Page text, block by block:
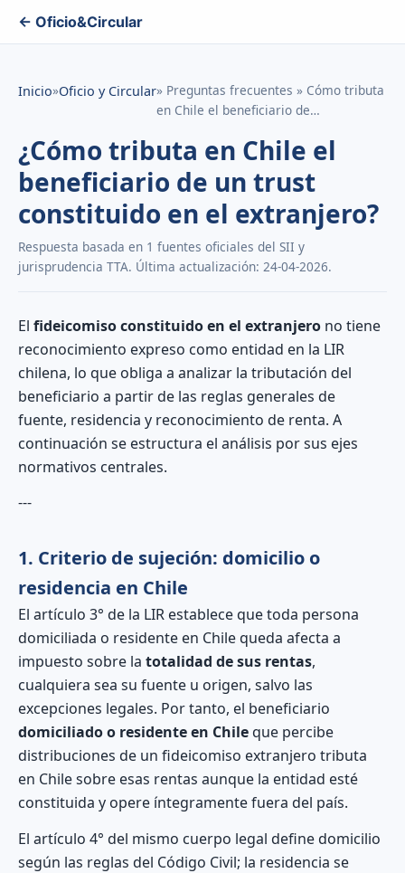
← Oficio&Circular
Inicio»Oficio y Circular» Preguntas frecuentes » Cómo tributa
en Chile el beneficiario de…
¿Cómo tributa en Chile el
beneficiario de un trust
constituido en el extranjero?
Respuesta basada en 1 fuentes oficiales del SII y
jurisprudencia TTA. Última actualización: 24-04-2026.
El fideicomiso constituido en el extranjero no tiene
reconocimiento expreso como entidad en la LIR
chilena, lo que obliga a analizar la tributación del
beneficiario a partir de las reglas generales de
fuente, residencia y reconocimiento de renta. A
continuación se estructura el análisis por sus ejes
normativos centrales.
---
1. Criterio de sujeción: domicilio o
residencia en Chile
El artículo 3° de la LIR establece que toda persona
domiciliada o residente en Chile queda afecta a
impuesto sobre la totalidad de sus rentas,
cualquiera sea su fuente u origen, salvo las
excepciones legales. Por tanto, el beneficiario
domiciliado o residente en Chileque percibe
distribuciones de un fideicomiso extranjero tributa
en Chile sobre esas rentas aunque la entidad esté
constituida y opere íntegramente fuera del país.
El artículo 4° del mismo cuerpo legal define domicilio
según las reglas del Código Civil; la residencia se